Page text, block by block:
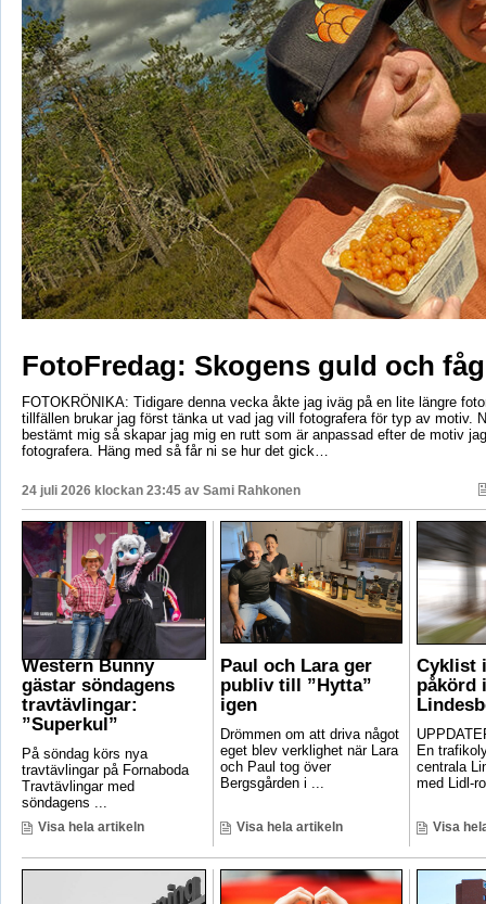
FotoFredag: Skogens guld och
FOTOKRÖNIKA: Tidigare denna vecka åkte jag iväg på en lite längre
tillfällen brukar jag först tänka ut vad jag vill fotografera för typ av motiv.
bestämt mig så skapar jag mig en rutt som är anpassad efter de motiv
fotografera. Häng med så får ni se hur det gick…
24 juli 2026 klockan 23:45 av Sami Rahkonen
Western Bunny
gästar söndagens
travtävlingar:
”Superkul”
På söndag körs nya
travtävlingar på Fornaboda
Travtävlingar med
söndagens ...
Visa hela artikeln
Paul och Lara ger
publiv till ”Hytta”
igen
Drömmen om att driva något
eget blev verklighet när Lara
och Paul tog över
Bergsgården i ...
Visa hela artikeln
Cyklist
påkörd
En
centrala
med Lidl-
Visa